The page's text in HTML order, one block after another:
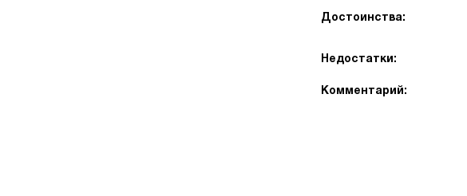
Достоинства:
Недостатки:
Комментарий: